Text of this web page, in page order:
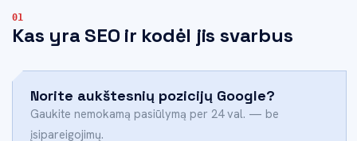
Kas yra SEO ir kodėl jis svarbus
Norite aukštesnių pozicijų Google?
Gaukite nemokamą pasiūlymą per 24 val. — be
įsipareigojimų.